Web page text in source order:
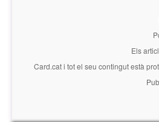
Els
Card.cati tot el seu contingut està